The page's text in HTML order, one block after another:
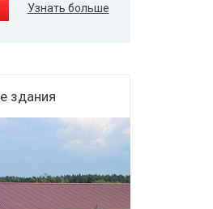
Узнать больше
здания